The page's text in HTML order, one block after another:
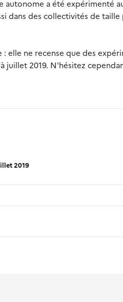
a été expérimenté
dans des collectivités de
elle ne recense que des
2019. N'hésitez
2019